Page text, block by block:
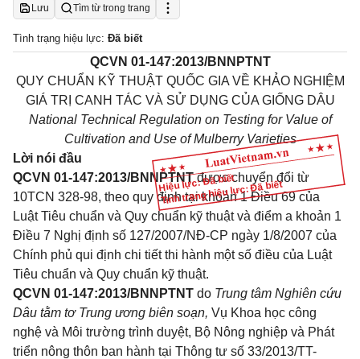
Lưu Tìm từ trong trang
Tình trạng hiệu lực: Đã biết
Hiệu lực: Đã biết
Tình trạng hiệu lực: Đã biết
QCVN 01-147:2013/BNNPTNT
QUY CHUẨN KỸ THUẬT QUỐC GIA VỀ KHẢO NGHIỆM
GIÁ TRỊ CANH TÁC VÀ SỬ DỤNG CỦA GIỐNG DÂU
National Technical Regulation on Testing for Value of
Cultivation and Use of Mulberry Varieties
Lời nói đầu
QCVN 01-147:2013/BNNPTNTđược chuyển đổi từ
10TCN 328-98, theo quy định tại khoản 1 Điều 69 của
Luật Tiêu chuẩn và Quy chuẩn kỹ thuật và điểm a khoản 1
Điều 7 Nghị định số 127/2007/NĐ-CP ngày 1/8/2007 của
Chính phủ qui định chi tiết thi hành một số điều của Luật
Tiêu chuẩn và Quy chuẩn kỹ thuật.
QCVN 01-147:2013/BNNPTNT do Trung tâm Nghiên cứu
Dâu tằm tơ Trung ương biên soạn, Vụ Khoa học công
nghệ và Môi trường trình duyệt, Bộ Nông nghiệp và Phát
triển nông thôn ban hành tại Thông tư số 33/2013/TT-